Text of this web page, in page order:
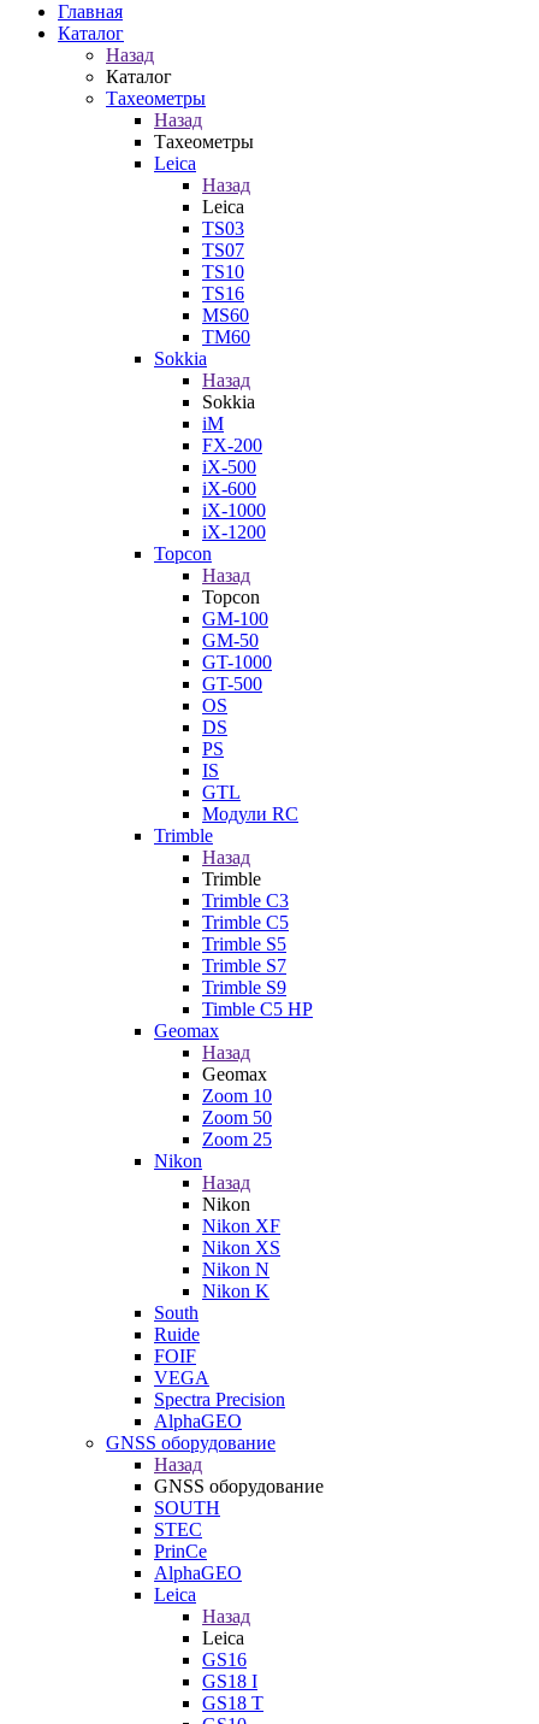
Главная
Каталог
Назад
Каталог
Тахеометры
Назад
Тахеометры
Leica
Назад
Leica
TS03
TS07
TS10
TS16
MS60
TM60
Sokkia
Назад
Sokkia
iM
FX-200
iX-500
iX-600
iX-1000
iX-1200
Topcon
Назад
Topcon
GM-100
GM-50
GT-1000
GT-500
OS
DS
PS
IS
GTL
Модули RC
Trimble
Назад
Trimble
Trimble C3
Trimble C5
Trimble S5
Trimble S7
Trimble S9
Timble C5 HP
Geomax
Назад
Geomax
Zoom 10
Zoom 50
Zoom 25
Nikon
Назад
Nikon
Nikon XF
Nikon XS
Nikon N
Nikon K
South
Ruide
FOIF
VEGA
Spectra Precision
AlphaGEO
GNSS оборудование
Назад
GNSS оборудование
SOUTH
STEC
PrinCe
AlphaGEO
Leica
Назад
Leica
GS16
GS18 I
GS18 T